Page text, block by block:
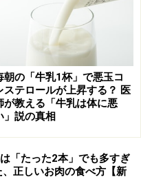
～4g程度の食塩が入っ
れている摂取量は、1
噌を多用している食塩
てしまうということも
6g以下を推奨していま
も女性は7g未満、男性
日3食の食事を摂るとす
のおかずの味付けには
朝の「牛乳1杯」で悪玉コ
ステロールが上昇する？ 医
が教える「牛乳は体に悪
」説の真相
「たった2本」でも多すぎ
正しいお肉の食べ方【新